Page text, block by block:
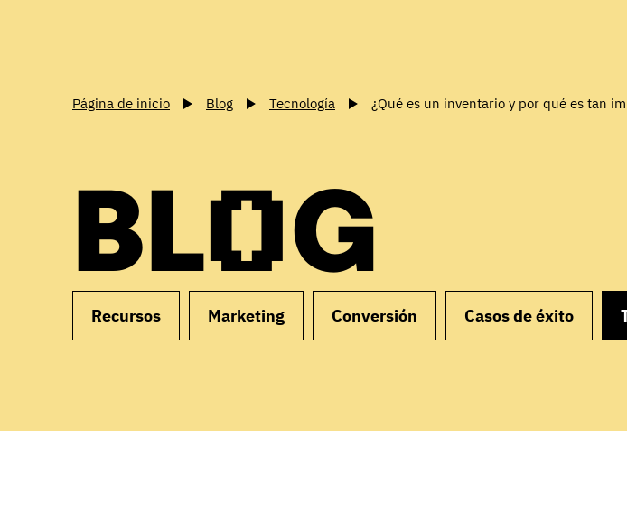
Página de inicio Blog Tecnología ¿Qué es un inventario y por qué es tan
BLOG
Recursos Marketing Conversión Casos de éxito